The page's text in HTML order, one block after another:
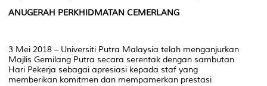
ANUGERAH PERKHIDMATAN CEMERLANG
3 Mei 2018 – Universiti Putra Malaysia telah menganjurkan
Majlis Gemilang Putra secara serentak dengan sambutan
Hari Pekerja sebagai apresiasi kepada staf yang
memberikan komitmen dan mempamerkan prestasi